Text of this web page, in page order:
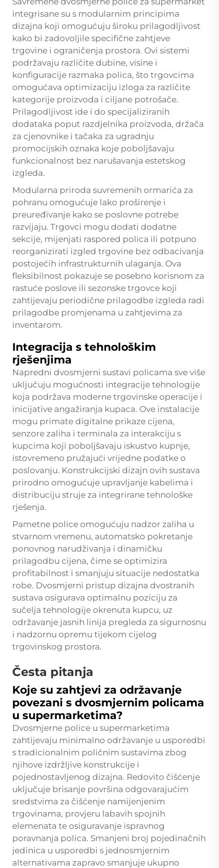
integrisane su s modularnim principima
dizajna koji omogućuju široku prilagodljivost
kako bi zadovoljile specifične zahtjeve
trgovine i ograničenja prostora. Ovi sistemi
podržavaju različite dubine, visine i
konfiguracije razmaka polica, što trgovcima
omogućava optimizaciju izloga za različite
kategorije proizvoda i ciljane potrošače.
Prilagodljivost ide i do specijaliziranih
dodataka poput razdjelnika proizvoda, držača
za cjenovnike i tačaka za ugradnju
promocijskih oznaka koje poboljšavaju
funkcionalnost bez narušavanja estetskog
izgleda.
Modularna priroda suvremenih ormarića za
pohranu omogućuje lako proširenje i
preuređivanje kako se poslovne potrebe
razvijaju. Trgovci mogu dodati dodatne
sekcije, mijenjati raspored policа ili potpuno
reorganizirati izgled trgovine bez odbacivanja
postojećih infrastrukturnih ulaganja. Ova
fleksibilnost pokazuje se posebno korisnom za
rastuće poslove ili sezonske trgovce koji
zahtijevaju periodične prilagodbe izgleda radi
prilagodbe promjenama u zahtjevima za
inventarom.
Integracija s tehnološkim
rješenjima
Napredni dvosmjerni sustavi policama sve više
uključuju mogućnosti integracije tehnologije
koja podržava moderne trgovinske operacije i
inicijative angažiranja kupaca. Ove instalacije
mogu primate digitalne prikaze cijena,
senzore zaliha i terminala za interakciju s
kupcima koji poboljšavaju iskustvo kupnje,
istovremeno pružajući vrijedne podatke o
poslovanju. Konstrukcijski dizajn ovih sustava
prirodno omogućuje upravljanje kabelima i
distribuciju struje za integrirane tehnološke
rješenja.
Pametne police omogućuju nadzor zaliha u
stvarnom vremenu, automatsko pokretanje
ponovnog narudživanja i dinamičku
prilagodbu cijena, čime se optimizira
profitabilnost i smanjuju situacije nedostatka
robe. Dvosmjerni pristup dizajna dvostranih
sustava osigurava optimalnu poziciju za
sučelja tehnologije okrenuta kupcu, uz
održavanje jasnih linija pregleda za sigurnosnu
i nadzornu opremu tijekom cijelog
trgovinskog prostora.
Česta pitanja
Koje su zahtjevi za održavanje
povezani s dvosmjernim policama
u supermarketima?
Dvosmjerne police u supermarketima
zahtijevaju minimalno održavanje u usporedbi
s tradicionalnim poličnim sustavima zbog
njihove izdržljive konstrukcije i
pojednostavljenog dizajna. Redovito čišćenje
uključuje brisanje površina odgovarajućim
sredstvima za čišćenje namijenjenim
trgovinama, provjeru labavih spojnih
elemenata te osiguravanje ispravnog
poravnanja polica. Smanjeni broj pojedinačnih
jedinica u usporedbi s jednosmjernim
alternativama zapravo smanjuje ukupno